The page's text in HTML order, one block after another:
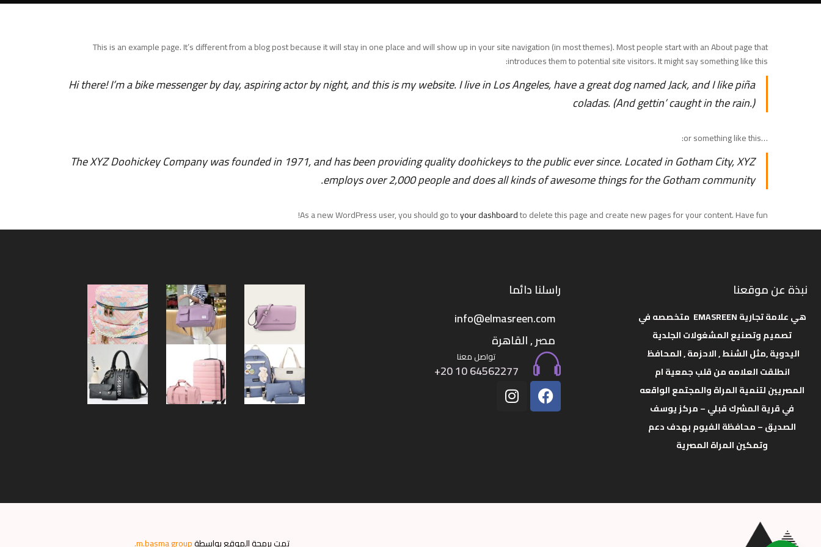
This is an example page. It’s different from a blog post because it will stay in one place and will show up in your site navigation (in most themes). Most people start with an About page that
introduces them to potential site visitors. It might say something like this:
Hi there! I’m a bike messenger by day, aspiring actor by night, and this is my website. I live in Los Angeles, have a great dog named Jack, and I like piña
coladas. (And gettin’ caught in the rain.)
…or something like this:
The XYZ Doohickey Company was founded in 1971, and has been providing quality doohickeys to the public ever since. Located in Gotham City, XYZ
employs over 2,000 people and does all kinds of awesome things for the Gotham community.
As a new WordPress user, you should go toyour dashboardto delete this page and create new pages for your content. Have fun!
نبذة عن موقعنا
هي علامة تجارية
EMASREEN متخصصه في
تصميم وتصنيع المشغولات الجلدية
اليدوية ,مثل الشنط , الاحزمة , المحافظ
انطلقت العلامه من قلب جمعية ام
المصريين لتنمية المراة والمجتمع الواقعه
في قرية المشرك قبلي – مركز يوسف
الصديق – محافظة الفيوم بهدف دعم
وتمكين المراة المصرية
راسلنا دائما
info@elmasreen.com
مصر , القاهرة
تواصل معنا
تمت برمجة الموقع بواسطةm.basma group
.